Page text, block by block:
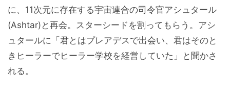
に、11次元に存在する宇宙連合の司令官アシュタール
(Ashtar)と再会。スターシードを割ってもらう。アシ
ュタールに「君とはプレアデスで出会い、君はそのと
きヒーラーでヒーラー学校を経営していた」と聞かさ
れる。